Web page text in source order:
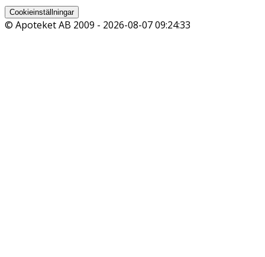
Cookieinställningar
© Apoteket AB 2009 - 2026-08-07 09:24:33